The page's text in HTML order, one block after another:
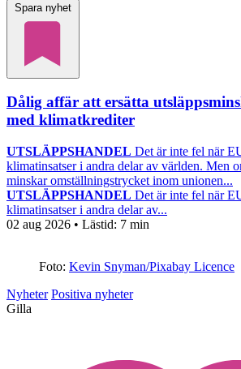
Spara nyhet
Dålig affär att ersätta
med klimatkrediter
UTSLÄPPSHANDEL Det är inte fel när
klimatinsatser i andra delar av världen. Men
minskar omställningstrycket inom unionen...
UTSLÄPPSHANDEL Det är inte fel när
klimatinsatser i andra delar av...
02 aug 2026 • Lästid: 7 min
Foto: Kevin Snyman/Pixabay Licence
Nyheter Positiva nyheter
Gilla